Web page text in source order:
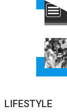
LIFESTYLE